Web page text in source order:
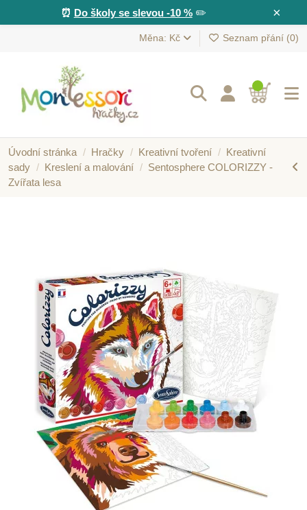
×
⏰ Do školy se slevou -10 %✏️
Měna: Kč Seznam přání (0)
Úvodní stránka Hračky Kreativní tvoření
Kreativní
sady
Kreslení a malování
Sentosphere COLORIZZY -
Zvířata lesa